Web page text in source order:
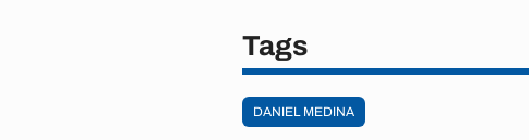
Tags
DANIEL MEDINA